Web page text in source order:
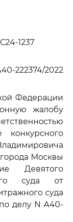
1237
222374/2022
Федерации
жалобу
Москвы
Девятого
суда от
суда
по делу N А40-